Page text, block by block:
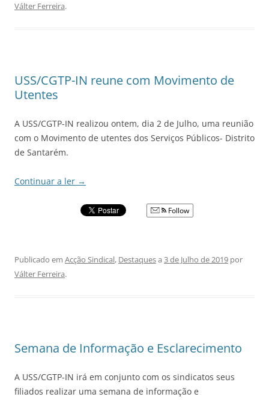
Válter Ferreira.
USS/CGTP-IN reune com Movimento de
Utentes
A USS/CGTP-IN realizou ontem, dia 2 de Julho, uma reunião
com o Movimento de utentes dos Serviços Públicos- Distrito
de Santarém.
Continuar a ler →
Follow
Publicado em Acção Sindical, Destaquesa 3 de Julho de 2019 por
Válter Ferreira.
Semana de Informação e Esclarecimento
A USS/CGTP-IN irá em conjunto com os sindicatos seus
filiados realizar uma semana de informação e